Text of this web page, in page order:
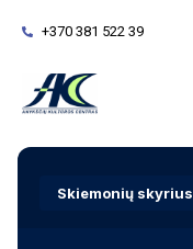
+370 381 522 39
Skiemonių skyrius